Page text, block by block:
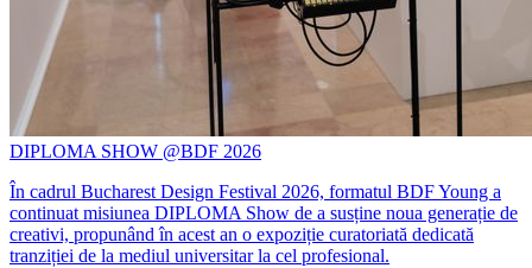
DIPLOMA SHOW @BDF 2026
În cadrul Bucharest Design Festival 2026, formatul BDF Young a
continuat misiunea DIPLOMA Show de a susține noua generație de
creativi, propunând în acest an o expoziție curatoriată dedicată
tranziției de la mediul universitar la cel profesional.